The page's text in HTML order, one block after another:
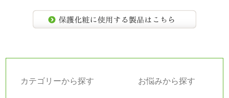
カテゴリーから探す お悩みから探す